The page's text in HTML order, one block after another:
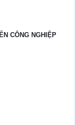
CÔNG NGHIỆP